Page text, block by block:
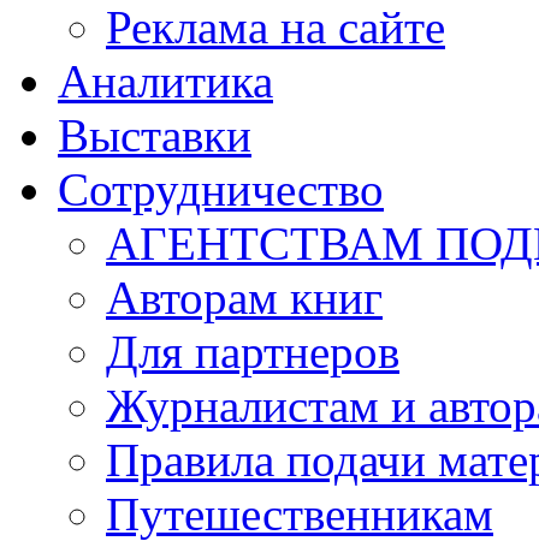
Реклама на сайте
Аналитика
Выставки
Сотрудничество
АГЕНТСТВАМ
Авторам книг
Для партнеров
Журналистам и
Правила подачи
Путешественникам